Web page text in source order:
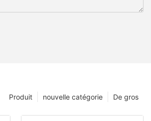
De gros
nouvelle catégorie
Produit